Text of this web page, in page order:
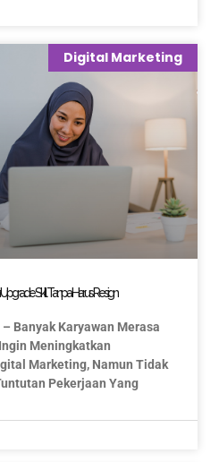
Digital Marketing
Skill Tanpa Harus Resign
Banyak Karyawan Merasa
Meningkatkan
Marketing, Namun Tidak
Pekerjaan Yang